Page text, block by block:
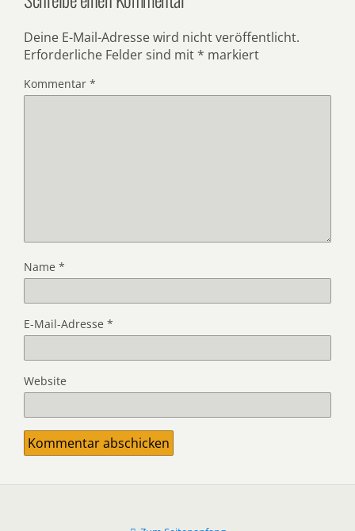
Deine E-Mail-Adresse wird nicht veröffentlicht.
Erforderliche Felder sind mit * markiert
Kommentar *
Name *
E-Mail-Adresse *
Website